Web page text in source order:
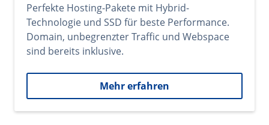
Perfekte Hosting-Pakete mit Hybrid-
Technologie und SSD für beste Performance.
Domain, unbegrenzter Traffic und Webspace
sind bereits inklusive.
Mehr erfahren